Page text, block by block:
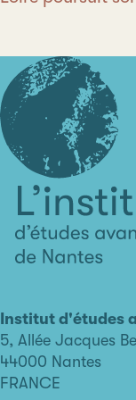
avancées
de
Nantes
Institut d'études
5, Allée Jacques
44000 Nantes
FRANCE